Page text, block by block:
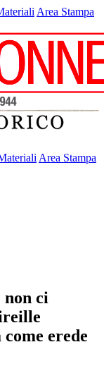
Area Stampa
Area Stampa
non ci
erede